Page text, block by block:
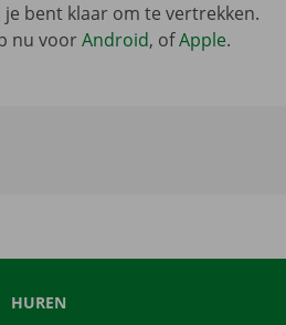
bent klaar om te vertrekken.
nu voorAndroid, ofApple.
HUREN